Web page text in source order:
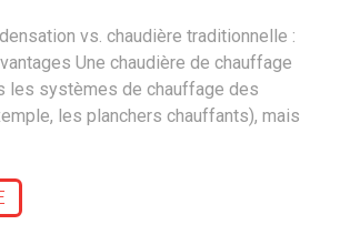
vs. chaudière traditionnelle :
Une chaudière de chauffage
les systèmes de chauffage des
les planchers chauffants), mais